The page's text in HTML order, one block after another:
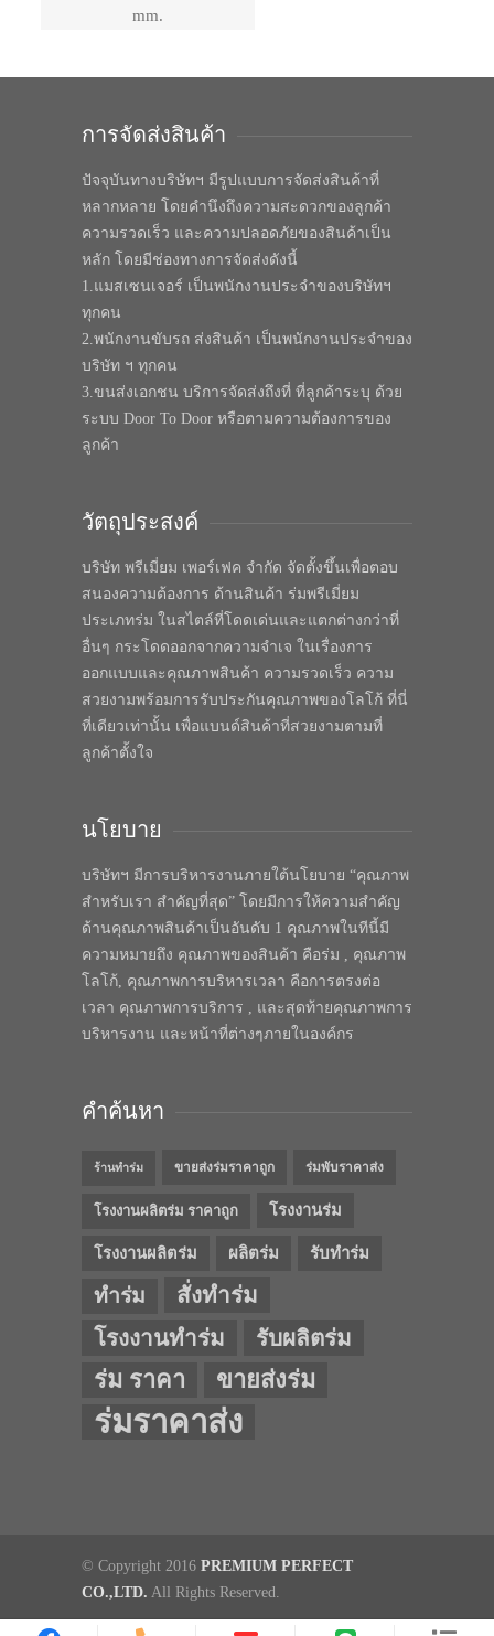
mm.
การจัดส่งสินค้า
ปัจจุบันทางบริษัทฯ มีรูปแบบการจัดส่งสินค้าที่
หลากหลาย โดยคำนึงถึงความสะดวกของลูกค้า
ความรวดเร็ว และความปลอดภัยของสินค้าเป็น
หลัก โดยมีช่องทางการจัดส่งดังนี้
1.แมสเซนเจอร์ เป็นพนักงานประจำของบริษัทฯ
ทุกคน
2.พนักงานขับรถ ส่งสินค้า เป็นพนักงานประจำของ
บริษัท ฯ ทุกคน
3.ขนส่งเอกชน บริการจัดส่งถึงที่ ที่ลูกค้าระบุ ด้วย
ระบบ Door To Door หรือตามความต้องการของ
ลูกค้า
วัตถุประสงค์
บริษัท พรีเมี่ยม เพอร์เฟค จำกัด จัดตั้งขึ้นเพื่อตอบ
สนองความต้องการ ด้านสินค้า ร่มพรีเมี่ยม
ประเภทร่ม ในสไตล์ที่โดดเด่นและแตกต่างกว่าที่
อื่นๆ กระโดดออกจากความจำเจ ในเรื่องการ
ออกแบบและคุณภาพสินค้า ความรวดเร็ว ความ
สวยงามพร้อมการรับประกันคุณภาพของโลโก้ ที่นี่
ที่เดียวเท่านั้น เพื่อแบนด์สินค้าที่สวยงามตามที่
ลูกค้าตั้งใจ
นโยบาย
บริษัทฯ มีการบริหารงานภายใต้นโยบาย “คุณภาพ
สำหรับเรา สำคัญที่สุด” โดยมีการให้ความสำคัญ
ด้านคุณภาพสินค้าเป็นอันดับ 1 คุณภาพในทีนี้มี
ความหมายถึง คุณภาพของสินค้า คือร่ม , คุณภาพ
โลโก้, คุณภาพการบริหารเวลา คือการตรงต่อ
เวลา คุณภาพการบริการ , และสุดท้ายคุณภาพการ
บริหารงาน และหน้าที่ต่างๆภายในองค์กร
คำค้นหา
ร้านทำร่ม ขายส่งร่มราคาถูก ร่มพับราคาส่ง
โรงงานผลิตร่ม ราคาถูก โรงงานร่ม
โรงงานผลิตร่ม ผลิตร่ม รับทำร่ม
ทำร่ม
สั่งทำร่ม
โรงงานทำร่ม
รับผลิตร่ม
ร่ม ราคา ขายส่งร่ม
ร่มราคาส่ง
© Copyright 2016 PREMIUM PERFECT
CO.,LTD. All Rights Reserved.